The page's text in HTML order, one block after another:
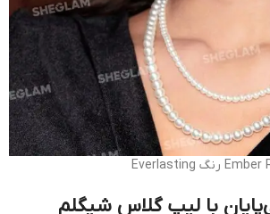
با لیپ گلاس شیگلم